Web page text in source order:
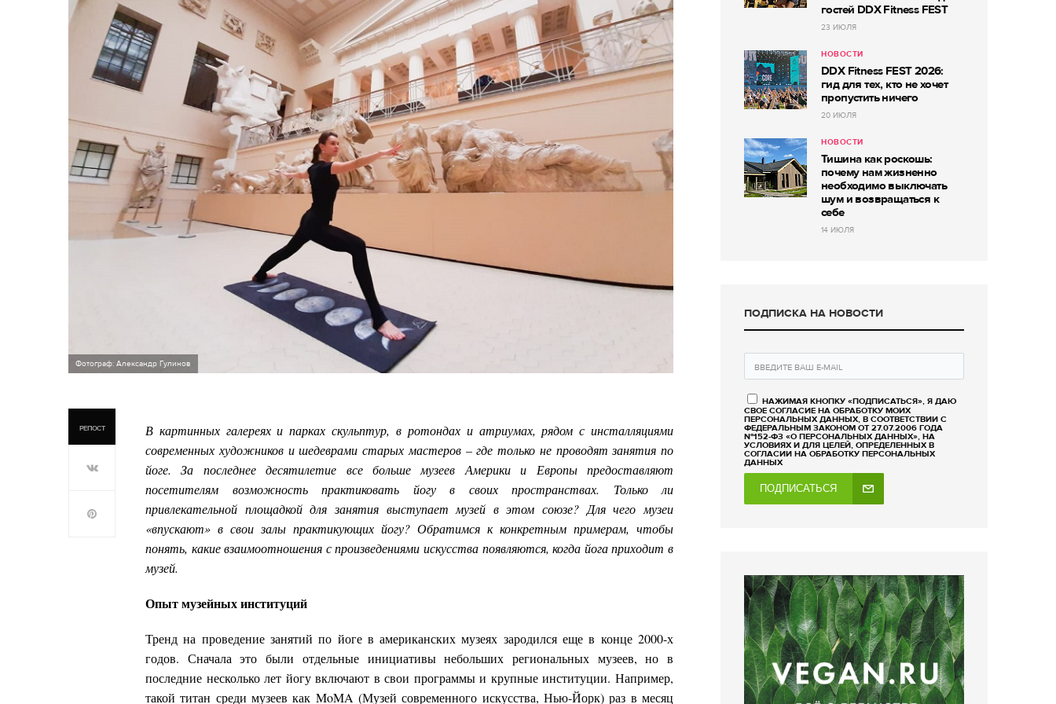
Фотограф: Александр Гулинов
РЕПОСТ
В картинных галереях и парках скульптур, в ротондах и атриумах, рядом с инсталляциями
современных художников и шедеврами старых мастеров – где только не проводят занятия по
йоге. За последнее десятилетие все больше музеев Америки и Европы предоставляют
посетителям возможность практиковать йогу в своих пространствах. Только ли
привлекательной площадкой для занятия выступает музей в этом союзе? Для чего музеи
«впускают» в свои залы практикующих йогу? Обратимся к конкретным примерам, чтобы
понять, какие взаимоотношения с произведениями искусства появляются, когда йога приходит в
музей.
Опыт музейных институций
Тренд на проведение занятий по йоге в американских музеях зародился еще в конце 2000-х
годов. Сначала это были отдельные инициативы небольших региональных музеев, но в
последние несколько лет йогу включают в свои программы и крупные институции. Например,
такой титан среди музеев как MoMA (Музей современного искусства, Нью-Йорк) раз в месяц
гостей DDX Fitness FEST
23 ИЮЛЯ
НОВОСТИ
DDX Fitness FEST 2026:
гид для тех, кто не хочет
пропустить ничего
20 ИЮЛЯ
НОВОСТИ
Тишина как роскошь:
почему нам жизненно
необходимо выключать
шум и возвращаться к
себе
14 ИЮЛЯ
ПОДПИСКА НА НОВОСТИ
НАЖИМАЯ КНОПКУ «ПОДПИСАТЬСЯ», Я ДАЮ
СВОЕ СОГЛАСИЕ НА ОБРАБОТКУ МОИХ
ПЕРСОНАЛЬНЫХ ДАННЫХ, В СООТВЕТСТВИИ С
ФЕДЕРАЛЬНЫМ ЗАКОНОМ ОТ 27.07.2006 ГОДА
№152-ФЗ «О ПЕРСОНАЛЬНЫХ ДАННЫХ», НА
УСЛОВИЯХ И ДЛЯ ЦЕЛЕЙ, ОПРЕДЕЛЕННЫХ В
СОГЛАСИИ НА ОБРАБОТКУ ПЕРСОНАЛЬНЫХ
ДАННЫХ
ПОДПИСАТЬСЯ